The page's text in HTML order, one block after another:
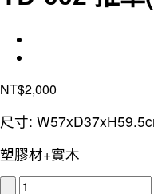
NT$2,000
尺寸:
塑膠材+實木
YD-